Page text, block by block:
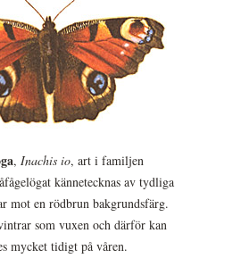
, Inachis io, art i familjen
kännetecknas av tydliga
mot en rödbrun bakgrundsfärg.
som vuxen och därför kan
mycket tidigt på våren.